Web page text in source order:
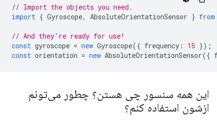
// Import the objects you need.
import { Gyroscope, AbsoluteOrientationSensor } from
// And they're ready for use!
const gyroscope = new Gyroscope({ frequency : 15 });
const orientation = new AbsoluteOrientationSensor({
این همه سنسور چی هستن؟ چطور می‌تونم
ازشون استفاده کنم؟